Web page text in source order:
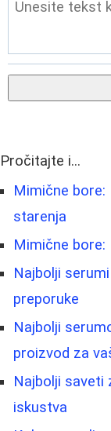
Pročitajte i...
Mimične
starenja
Mimične
Najbolji
preporuke
Najbolji
proizvod za
Najbolji saveti
iskustva